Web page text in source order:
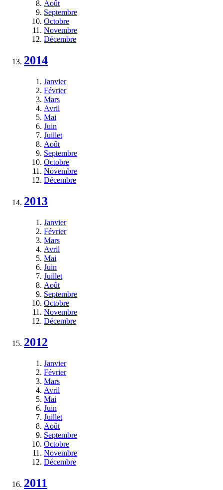
Août
Septembre
Octobre
Novembre
Décembre
2014
Janvier
Février
Mars
Avril
Mai
Juin
Juillet
Août
Septembre
Octobre
Novembre
Décembre
2013
Janvier
Février
Mars
Avril
Mai
Juin
Juillet
Août
Septembre
Octobre
Novembre
Décembre
2012
Janvier
Février
Mars
Avril
Mai
Juin
Juillet
Août
Septembre
Octobre
Novembre
Décembre
2011